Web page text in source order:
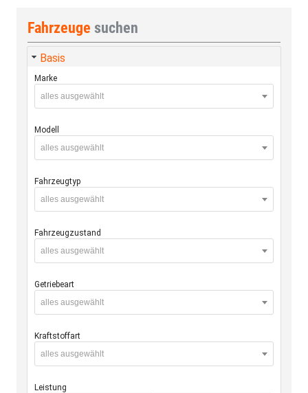
Fahrzeuge suchen
Basis
Marke
alles ausgewählt
Modell
alles ausgewählt
Fahrzeugtyp
alles ausgewählt
Fahrzeugzustand
alles ausgewählt
Getriebeart
alles ausgewählt
Kraftstoffart
alles ausgewählt
Leistung